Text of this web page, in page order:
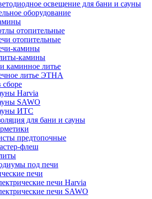
освещение для бани и сауны
оборудование
отопительные
отопительные
камины
камины
каминное литье
литье ЭТНА
Harvia
SAWO
ИТС
для бани и сауны
предтопочные
флеш
под печи
печи
печи Harvia
печи SAWO